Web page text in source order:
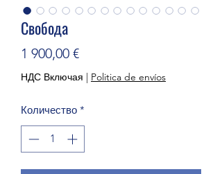
Свобода
1 900,00 €Цена
НДС Включая | Politica de envíos
Количество *